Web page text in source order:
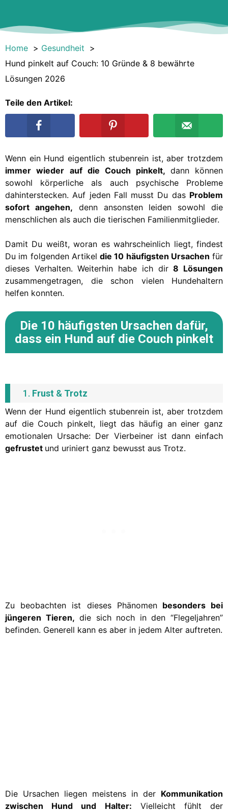
Home
Gesundheit
Hund pinkelt auf Couch: 10 Gründe & 8 bewährte
Lösungen 2026
Teile den Artikel:
Wenn ein Hund eigentlich stubenrein ist, aber trotzdem
immer wieder auf die Couch pinkelt, dann können
sowohl körperliche als auch psychische Probleme
dahinterstecken. Auf jeden Fall musst Du das Problem
sofort angehen, denn ansonsten leiden sowohl die
menschlichen als auch die tierischen Familienmitglieder.
Damit Du weißt, woran es wahrscheinlich liegt, findest
Du im folgenden Artikel die 10 häufigsten Ursachen für
dieses Verhalten. Weiterhin habe ich dir8 Lösungen
zusammengetragen, die schon vielen Hundehaltern
helfen konnten.
Die 10 häufigsten Ursachen dafür,
dass ein Hund auf die Couch pinkelt
1. Frust & Trotz
Wenn der Hund eigentlich stubenrein ist, aber trotzdem
auf die Couch pinkelt, liegt das häufig an einer ganz
emotionalen Ursache: Der Vierbeiner ist dann einfach
gefrustet und uriniert ganz bewusst aus Trotz.
Zu beobachten ist dieses Phänomenbesonders bei
jüngeren Tieren, die sich noch in den “Flegeljahren”
befinden. Generell kann es aber in jedem Alter auftreten.
Die Ursachen liegen meistens in der Kommunikation
zwischen Hund und Halter: Vielleicht fühlt der